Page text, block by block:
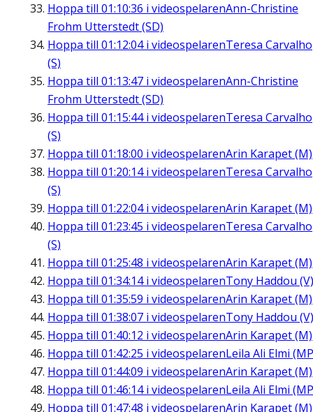
Hoppa till 01:10:36 i videospelarenAnn-Christine
Frohm Utterstedt (SD)
Hoppa till 01:12:04i videospelarenTeresa Carvalho
(S)
Hoppa till 01:13:47 i videospelarenAnn-Christine
Frohm Utterstedt (SD)
Hoppa till 01:15:44i videospelarenTeresa Carvalho
(S)
Hoppa till 01:18:00 i videospelarenArin Karapet (M)
Hoppa till 01:20:14i videospelarenTeresa Carvalho
(S)
Hoppa till 01:22:04i videospelarenArin Karapet (M)
Hoppa till 01:23:45 i videospelarenTeresa Carvalho
(S)
Hoppa till 01:25:48 i videospelarenArin Karapet (M)
Hoppa till 01:34:14i videospelarenTony Haddou (V)
Hoppa till 01:35:59 i videospelarenArin Karapet (M)
Hoppa till 01:38:07 i videospelarenTony Haddou (V)
Hoppa till 01:40:12 i videospelarenArin Karapet (M)
Hoppa till 01:42:25 i videospelarenLeila Ali Elmi
Hoppa till 01:44:09 i videospelarenArin Karapet (M)
Hoppa till 01:46:14i videospelarenLeila Ali Elmi
Hoppa till 01:47:48 i videospelarenArin Karapet (M)